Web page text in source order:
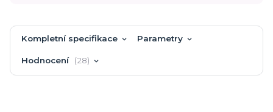
Kompletní specifikace Parametry
Hodnocení 28